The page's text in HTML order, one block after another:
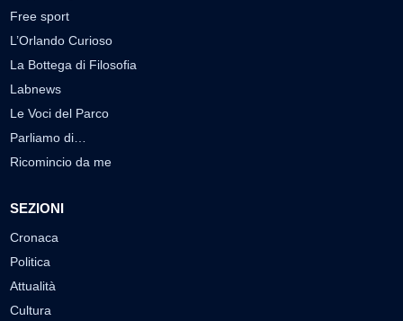
Free sport
L’Orlando Curioso
La Bottega di Filosofia
Labnews
Le Voci del Parco
Parliamo di…
Ricomincio da me
SEZIONI
Cronaca
Politica
Attualità
Cultura